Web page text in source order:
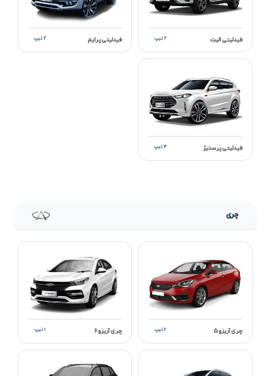
فیدلیتی الیت ۲ تیپ فیدلیتی پرایم ۲ تیپ
فیدلیتی پرستیژ ۴ تیپ
چری
چری آریزو ۵ ۶ تیپ چری آریزو ۶ ۱ تیپ